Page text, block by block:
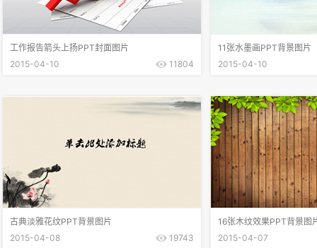
工作报告箭头上扬PPT封面图片
2015-04-10
11804
11张水墨画PPT背景图片
2015-04-10
古典淡雅花纹PPT背景图片
2015-04-08
19743
16张木纹效果PPT背景图
2015-04-07